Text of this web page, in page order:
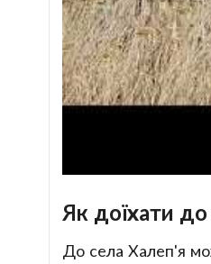
Як доїхати до
До села Халеп'я